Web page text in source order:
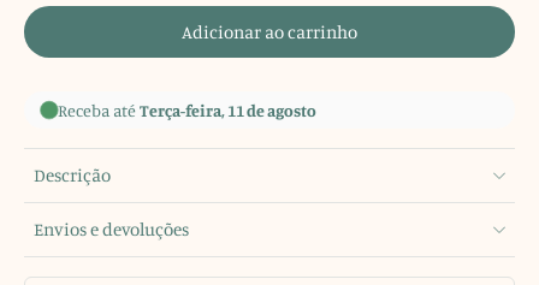
Adicionar ao carrinho
Receba atéTerça-feira, 11 de agosto
Descrição
Envios e devoluções